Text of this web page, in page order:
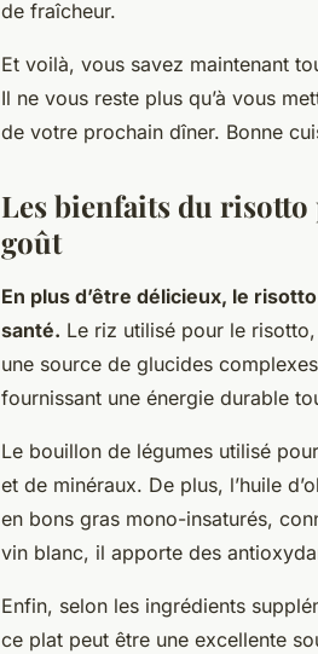
de fraîcheur.
Et voilà, vous savez maintenant
Il ne vous reste plus qu’à vous
de votre prochain dîner. Bonne
Les bienfaits du
goût
En plus d’être délicieux, le
santé. Le riz utilisé pour le
une source de glucides
fournissant une énergie durable
Le bouillon de légumes utilisé
et de minéraux. De plus, l’huile
en bons gras mono-insaturés,
vin blanc, il apporte des
Enfin, selon les ingrédients
ce plat peut être une excellente